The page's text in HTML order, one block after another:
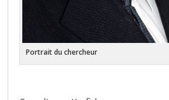
Portrait du chercheur